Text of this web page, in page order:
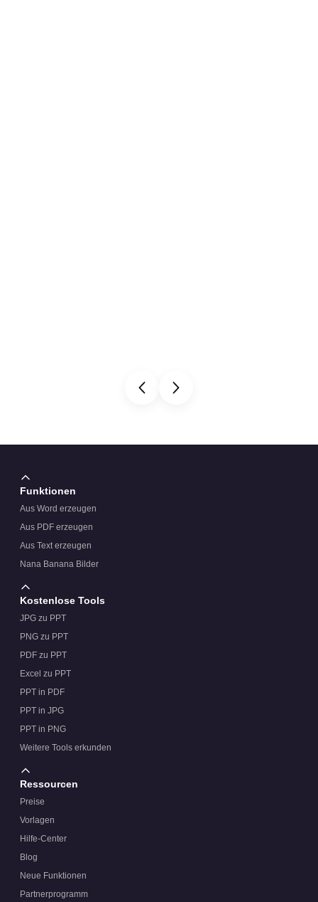
Funktionen
Aus Word erzeugen
Aus PDF erzeugen
Aus Text erzeugen
Nana Banana Bilder
Kostenlose Tools
JPG zu PPT
PNG zu PPT
PDF zu PPT
Excel zu PPT
PPT in PDF
PPT in JPG
PPT in PNG
Weitere Tools erkunden
Ressourcen
Preise
Vorlagen
Hilfe-Center
Blog
Neue Funktionen
Partnerprogramm